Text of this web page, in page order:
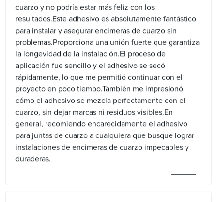
cuarzo y no podría estar más feliz con los
resultados.Este adhesivo es absolutamente fantástico
para instalar y asegurar encimeras de cuarzo sin
problemas.Proporciona una unión fuerte que garantiza
la longevidad de la instalación.El proceso de
aplicación fue sencillo y el adhesivo se secó
rápidamente, lo que me permitió continuar con el
proyecto en poco tiempo.También me impresionó
cómo el adhesivo se mezcla perfectamente con el
cuarzo, sin dejar marcas ni residuos visibles.En
general, recomiendo encarecidamente el adhesivo
para juntas de cuarzo a cualquiera que busque lograr
instalaciones de encimeras de cuarzo impecables y
duraderas.